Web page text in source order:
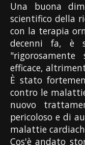
Una buona
scientifico della
con la terapia
decenni fa, è
"rigorosamente
efficace,
È stato
contro le
nuovo
pericoloso e di
malattie
Cos'è andato